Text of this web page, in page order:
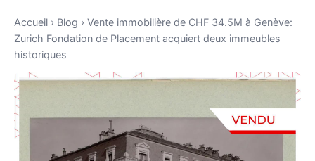
Accueil › Blog › Vente immobilière de CHF 34.5M à Genève:
Zurich Fondation de Placement acquiert deux immeubles
historiques